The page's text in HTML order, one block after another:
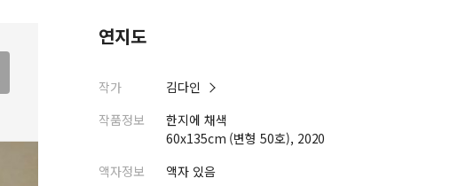
연지도
작가
김다인
작품정보
한지에 채색
60x135cm (변형 50호), 2020
액자정보
액자 있음